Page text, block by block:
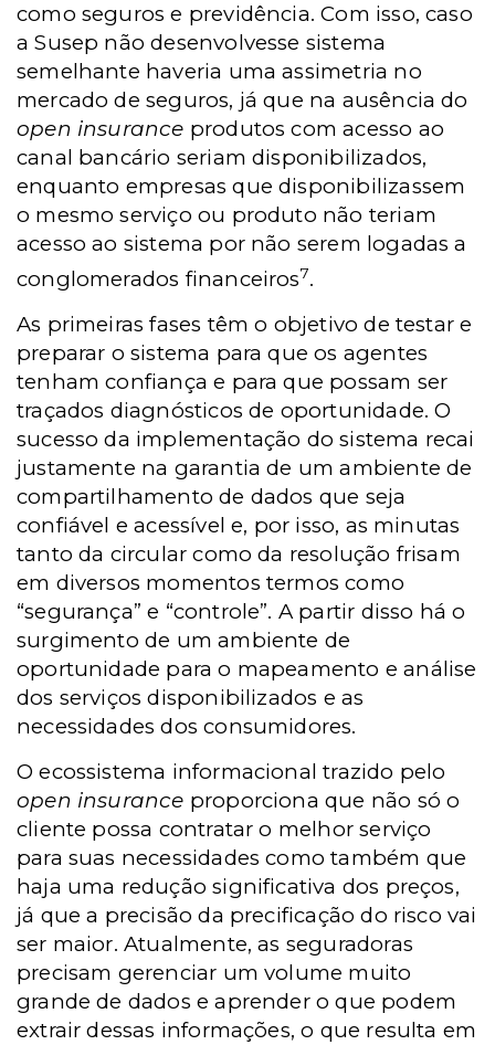
como seguros e previdência. Com isso, caso
a Susep não desenvolvesse sistema
semelhante haveria uma assimetria no
mercado de seguros, já que na ausência do
open insurance produtos com acesso ao
canal bancário seriam disponibilizados,
enquanto empresas que disponibilizassem
o mesmo serviço ou produto não teriam
acesso ao sistema por não serem logadas a
conglomerados financeiros7.
As primeiras fases têm o objetivo de testar e
preparar o sistema para que os agentes
tenham confiança e para que possam ser
traçados diagnósticos de oportunidade. O
sucesso da implementação do sistema recai
justamente na garantia de um ambiente de
compartilhamento de dados que seja
confiável e acessível e, por isso, as minutas
tanto da circular como da resolução frisam
em diversos momentos termos como
“segurança” e “controle”. A partir disso há o
surgimento de um ambiente de
oportunidade para o mapeamento e análise
dos serviços disponibilizados e as
necessidades dos consumidores.
O ecossistema informacional trazido pelo
open insurance proporciona que não só o
cliente possa contratar o melhor serviço
para suas necessidades como também que
haja uma redução significativa dos preços,
já que a precisão da precificação do risco vai
ser maior. Atualmente, as seguradoras
precisam gerenciar um volume muito
grande de dados e aprender o que podem
extrair dessas informações, o que resulta em